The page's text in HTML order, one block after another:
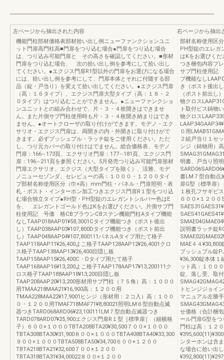
左ページから抽出された内容
機能門柱部材価格表部材拾い出し例ニューファンクションユニ
ット門扉高門柱高■門扉をつり込む場合●門扉をつり込む場合
は、つり込み可能門扉と その高さを確認してください。■形材
門扉をつり込む場合、 次の拾い出し例を参考にして拾い出し
てください。●エクジス門扉R1型以外の門扉をお選びになる場合
には、拾い出し例を参考にして、門扉本体とそれに付随する部
品（錠・戸当り）を変えて拾い出してください。●エクジス門扉
（高：１６タイプ）、エクジス門扉大型タイプ（高：１８・２
０タイプ）はつり込むことができません。●ニューファンクショ
ンユニットとの組み合わせで、片・３・４枚開きはできませ
ん。また片側サブ門柱使用時も片・３・４枚開き納まりはでき
ません。●オートクローザの取り付けができます。モデノ・エク
サリオ・エクジス門扉は、両開きの内・外開きに取り付けがで
きます。必ずプッシュプル・ラッチ錠をご使用ください。ただ
し、つり元カバーの取り付けはでません。総合価格表、モデノ
門扉：166∼173頁、エクサリオ門扉：177∼181頁、エクジス門
扉：196∼211頁を参照ください。5月発売つり込み可能門扉形材
門扉エクサリオ、エクジス（大型タイプを除く）、涼雅、モデ
ノニューセゾンダ、セレビューの高：１０００・１２００タイ
プ部材名称使用区分（巾×高）mm門柱・パネル・門扉照明・表
札・ポスト・インターホン加工つきエクジス門扉R１型をつり込
む場合独立タイプ●RH型・PH型錠のエレガントシルバー色はE
を、 エレガントゴールド色はKをお選びください。片側サブ門
柱使用記 号価 格CBブラウンCBステン機能門柱Aタイプ機能
なしTAAP018AAP01¥58,3001Cタイプ機能つき（ポスト後出
し）TAAP038AAP03¥107,800Dタイプ機能つき（ポスト前出
し）TAAP048AAP04¥107,800111パネルAタイプ用たて格子
TAAP118AAP11¥26,400よこ格子TAAP128AAP12¥26,4001クロ
ス格子TAAP138AAP13¥26,400目隠し板
TAAP158AAP15¥26,400C・Dタイプ用たて格子
TAAP168AAP16¥13,200よこ格子TAAP178AAP17¥13,200111ク
ロス格子TAAP188AAP18¥13,200目隠し板
TAAP208AAP20¥13,200形材用サブ門柱（７５角）高：１０００
用TMAA218MAA21¥16,900高：１２００用
TMAA228MAA22¥17,9001ヒンジ（形材用：２コ入）高：１００
０・１２００用TMAF718MAF71¥8,80021照明LM６型自動点滅
器つきTARD068ARD06¥23,100111LM７型自動点滅器つき
TARD078ARD07¥25,900エクジス門扉R１型［標準扉］（細横格
子）６００×１０００TBTA208BTA20¥30,500７００×１０００
TBTA308BTA30¥31,900８００×１０００TBTA408BTA40¥33,300
９００×１０００TBTA508BTA50¥34,700６００×１２００
TBTA218BTA21¥32,600７００×１２００
TBTA318BTA31¥34,00022８００×１２００
右ページから抽出
部材名称使用区
PH型錠のエレガ
はKをお選びくだ
つき梱包内容プ
サブ門柱使用記
プ機能なし
き（ポスト後出
（ポスト前出し
物クロス
ト取付ビス鋳物
物クロス
０用
２組戸当り１セ
ンジ（鋳物用）
明書、戸当り照
書LM７型自動点
扉G型（標準扉
１枚孔フサギビ
６００×１２００
説明書ラッチ錠
MAE４４
プッシュプル錠
¥36,300錠本体１
ット高：１００
錠、落し受、取
トヒンジジョイ
マニュアル左勝
せ価格（合計梱
ール門扉G型を
門柱は高：１２
ンターホンは含
な場合に拾い出